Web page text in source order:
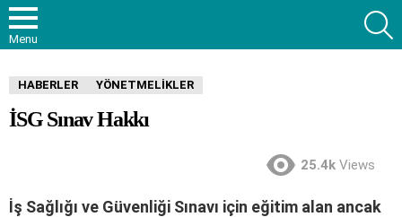
Menu
HABERLER YÖNETMELIKLER
İSG Sınav Hakkı
25.4k Views
İş Sağlığı ve Güvenliği Sınavı için eğitim alan ancak